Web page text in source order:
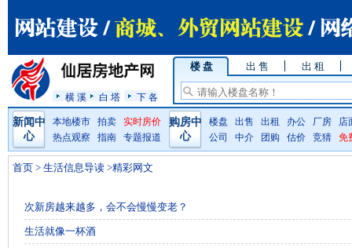
横 溪 白 塔 下 各
楼 盘 出 售 出 租
新闻中
心
本地楼市 拍卖
实时房价
热点观察
指南 专题报道
购房中
心
楼盘 出售 出租 办公 厂房
店
公司
中介 团购 估价 竞猜 免
首页 > 生活信息导读 >精彩网文
次新房越来越多，会不会慢慢变老？
生活就像一杯酒